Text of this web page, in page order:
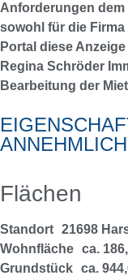
Anforderungen
sowohl für die
Portal diese
Regina Schröder
Bearbeitung der
Flächen
Standort 21698
Wohnfläche ca.
Grundstück ca.